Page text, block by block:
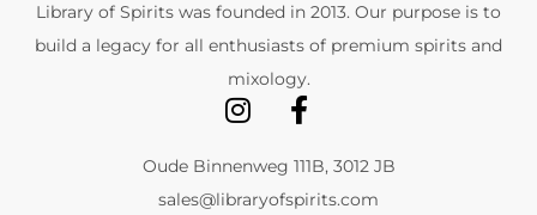
Library of Spirits was founded in 2013. Our purpose is to
build a legacy for all enthusiasts of premium spirits and
mixology.
Oude Binnenweg 111B, 3012 JB
sales@libraryofspirits.com